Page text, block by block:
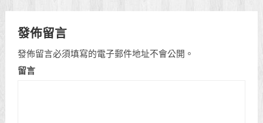
發佈留言
發佈留言必須填寫的電子郵件地址不會公開。
留言